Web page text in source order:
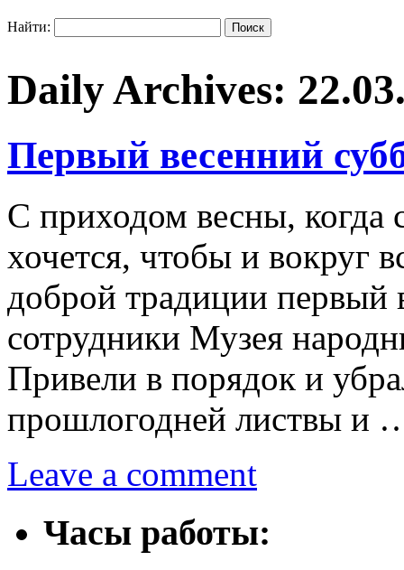
Найти:
Daily Archives:
Первый весенний
С приходом весны, когда
хочется, чтобы и вокруг
доброй традиции первый
сотрудники Музея
Привели в порядок и
прошлогодней листвы и
Leave a comment
Часы работы: